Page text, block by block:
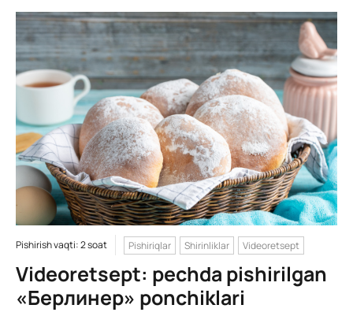
Pishirish vaqti: 2 soat Pishiriqlar Shirinliklar Videoretsept
Videoretsept: pechda pishirilgan
«Берлинер» ponchiklari